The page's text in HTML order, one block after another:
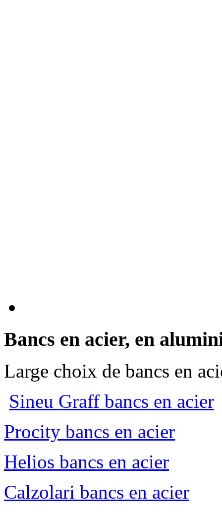
Bancs en acier, en
Large choix de bancs en
Sineu Graff bancs en acier
Procity bancs en acier
Helios bancs en acier
Calzolari bancs en acier